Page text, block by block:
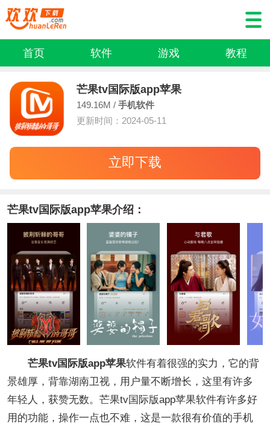
首页 软件 游戏 教程
芒果tv国际版app苹果
149.16M / 手机软件
更新时间：2024-05-11
立即下载
芒果tv国际版app苹果介绍：
芒果tv国际版app苹果软件有着很强的实力，它的背
景雄厚，背靠湖南卫视，用户量不断增长，这里有许多
年轻人，获赞无数。芒果tv国际版app苹果软件有许多好
用的功能，操作一点也不难，这是一款很有价值的手机